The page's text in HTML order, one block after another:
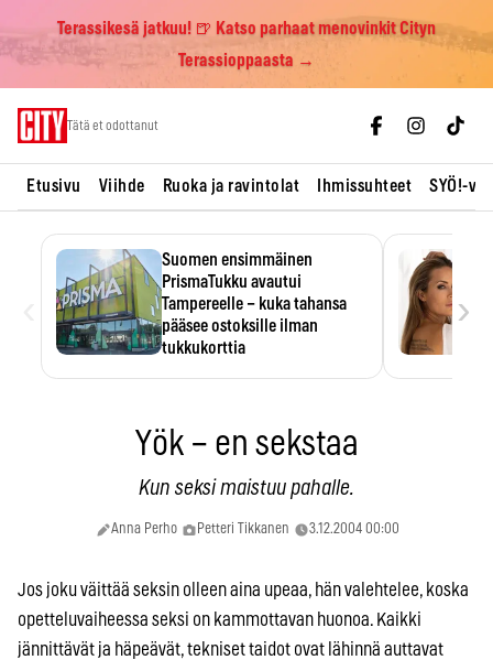
Terassikesä jatkuu! 🍺 Katso parhaat menovinkit Cityn
Terassioppaasta →
Tätä et odottanut
Etusivu Viihde Ruoka ja ravintolat Ihmissuhteet SYÖ!-
Suomen ensimmäinen
PrismaTukku avautui
Tampereelle – kuka tahansa
pääsee ostoksille ilman
tukkukorttia
›
Yök – en sekstaa
Kun seksi maistuu pahalle.
Anna Perho Petteri Tikkanen 3.12.2004 00:00
Jos joku väittää seksin olleen aina upeaa, hän valehtelee, koska
opetteluvaiheessa seksi on kammottavan huonoa. Kaikki
jännittävät ja häpeävät, tekniset taidot ovat lähinnä auttavat